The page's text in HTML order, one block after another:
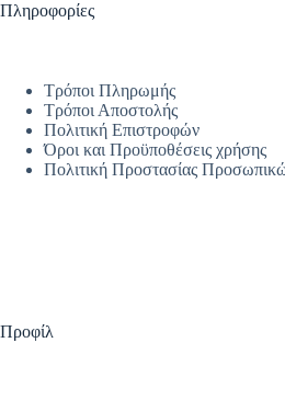
Πληροφορίες
Τρόποι Πληρωμής
Τρόποι Αποστολής
Πολιτική Επιστροφών
Όροι και Προϋποθέσεις χρήσης
Πολιτική Προστασίας
Προφίλ